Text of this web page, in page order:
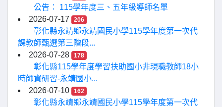
公告： 115學年度三、五年級導師名單
2026-07-17
206
彰化縣永靖鄉永靖國民小學115學年度第一次代
課教師甄選第三階段...
2026-07-28
178
彰化縣115學年度學習扶助國小非現職教師18小
時師資研習-永靖國小...
2026-07-10
162
彰化縣永靖鄉永靖國民小學115學年度第一次代